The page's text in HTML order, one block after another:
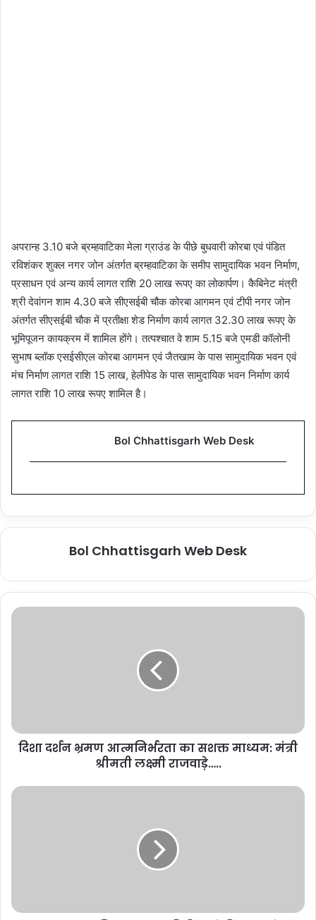
अपरान्ह 3.10 बजे ब्रम्हवाटिका मेला ग्राउंड के पीछे बुधवारी कोरबा एवं पंडित
रविशंकर शुक्ल नगर जोन अंतर्गत ब्रम्हवाटिका के समीप सामुदायिक भवन निर्माण,
प्रसाधन एवं अन्य कार्य लागत राशि 20 लाख रूपए का लोकार्पण। कैबिनेट मंत्री
श्री देवांगन शाम 4.30 बजे सीएसईबी चौक कोरबा आगमन एवं टीपी नगर जोन
अंतर्गत सीएसईबी चौक में प्रतीक्षा शेड निर्माण कार्य लागत 32.30 लाख रूपए के
भूमिपूजन कायक्रम में शामिल होंगे। तत्पश्चात वे शाम 5.15 बजे एमडी कॉलोनी
सुभाष ब्लॉक एसईसीएल कोरबा आगमन एवं जैतखाम के पास सामुदायिक भवन एवं
मंच निर्माण लागत राशि 15 लाख, हेलीपेड के पास सामुदायिक भवन निर्माण कार्य
लागत राशि 10 लाख रूपए शामिल है।
Bol Chhattisgarh Web Desk
Bol Chhattisgarh Web Desk
दिशा दर्शन भ्रमण आत्मनिर्भरता का सशक्त माध्यम: मंत्री
श्रीमती लक्ष्मी राजवाड़े…..